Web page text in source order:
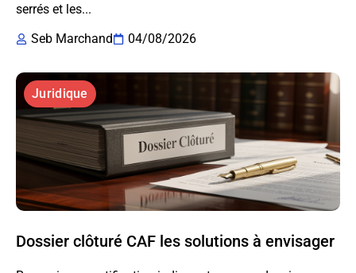
serrés et les...
Seb Marchand
04/08/2026
Juridique
Dossier clôturé CAF les solutions à envisager